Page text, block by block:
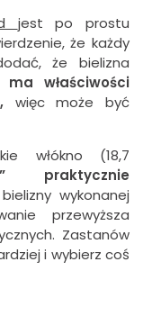
jest po prostu
że każdy
że bielizna
ma właściwości
więc może być
włókno (18,7
praktycznie
wykonanej
przewyższa
Zastanów
i wybierz coś